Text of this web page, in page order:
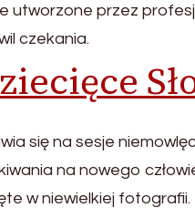
utworzone przez
czekania.
się na sesje
na nowego
w niewielkiej